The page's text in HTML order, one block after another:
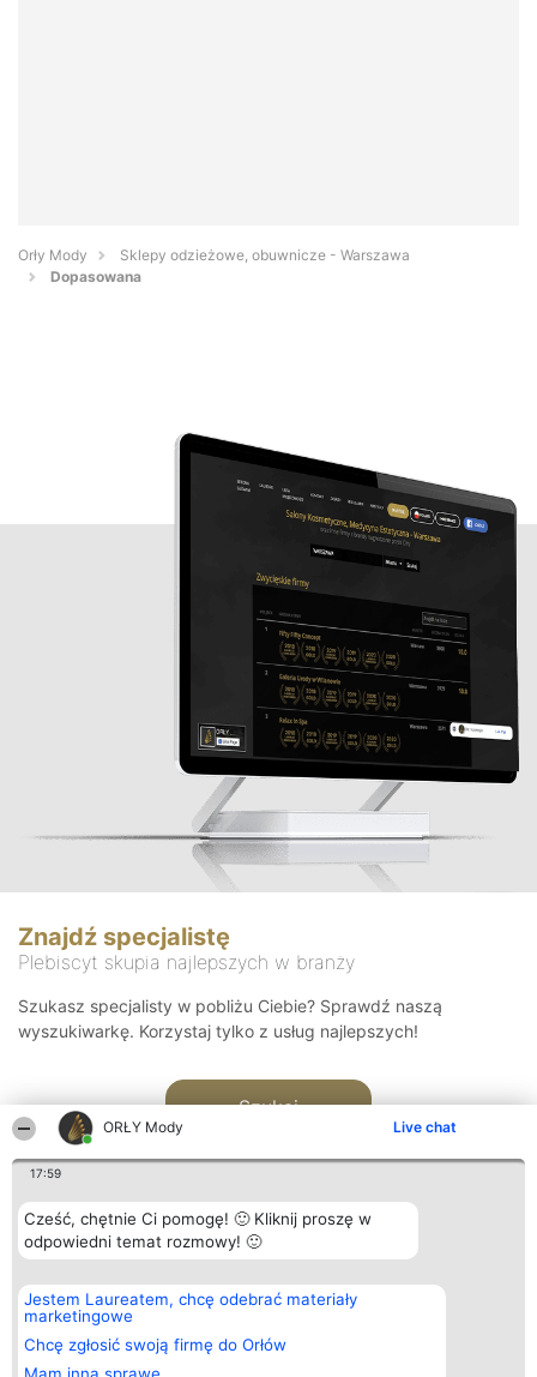
ORŁY Mody Live chat
17:59
Cześć, chętnie Ci pomogę! 🙂 Kliknij proszę w
odpowiedni temat rozmowy! 🙂
Jestem Laureatem, chcę odebrać materiały
marketingowe
Chcę zgłosić swoją firmę do Orłów
Orły Mody
Sklepy odzieżowe, obuwnicze - Warszawa
Dopasowana
Znajdź specjalistę
Plebiscyt skupia najlepszych w branży
Szukasz specjalisty w pobliżu Ciebie? Sprawdź naszą
wyszukiwarkę. Korzystaj tylko z usług najlepszych!
Szukaj
Organizator plebiscytu
Bright Side Solutions sp. z o.
o. sp. k.
ul. Ruska 22
Wrocław 50-079
KRS 0000749100 | Regon
Plebiscyt
Laureaci
wszystkich
Laureatów
Kontakt
Kontakt